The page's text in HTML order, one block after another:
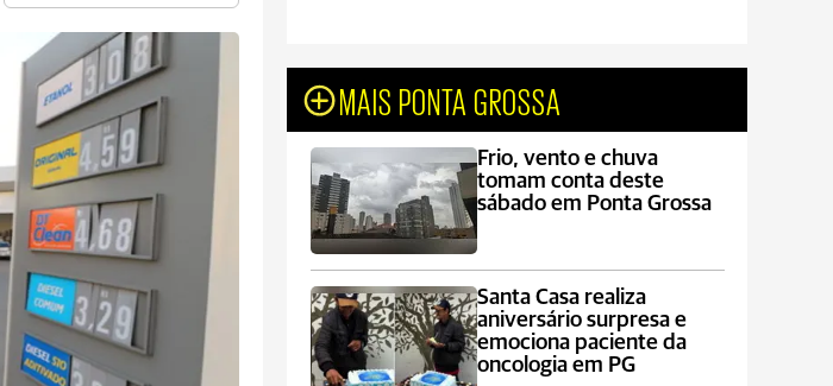
MAIS PONTA GROSSA
Frio, vento e chuva
tomam conta deste
sábado em Ponta Grossa
Santa Casa realiza
aniversário surpresa e
emociona paciente da
oncologia em PG